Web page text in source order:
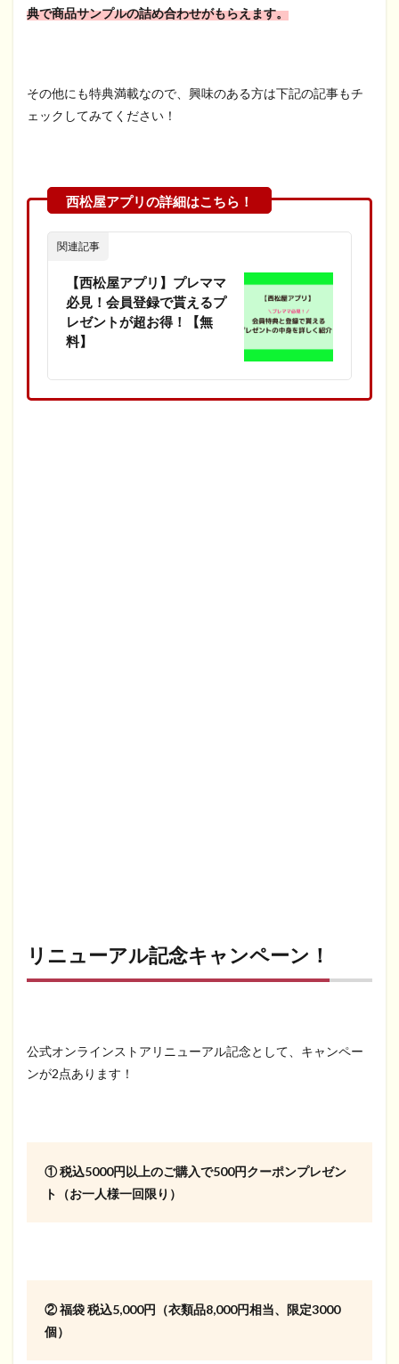
典で商品サンプルの詰め合わせがもらえます。
その他にも特典満載なので、興味のある方は下記の記事もチ
ェックしてみてください！
関連記事
【西松屋アプリ】プレママ
必見！会員登録で貰えるプ
レゼントが超お得！【無
料】
リニューアル記念キャンペーン！
公式オンラインストアリニューアル記念として、キャンペー
ンが2点あります！
① 税込5000円以上のご購入で500円クーポンプレゼン
ト（お一人様一回限り）
② 福袋 税込5,000円（衣類品8,000円相当、限定3000
個）